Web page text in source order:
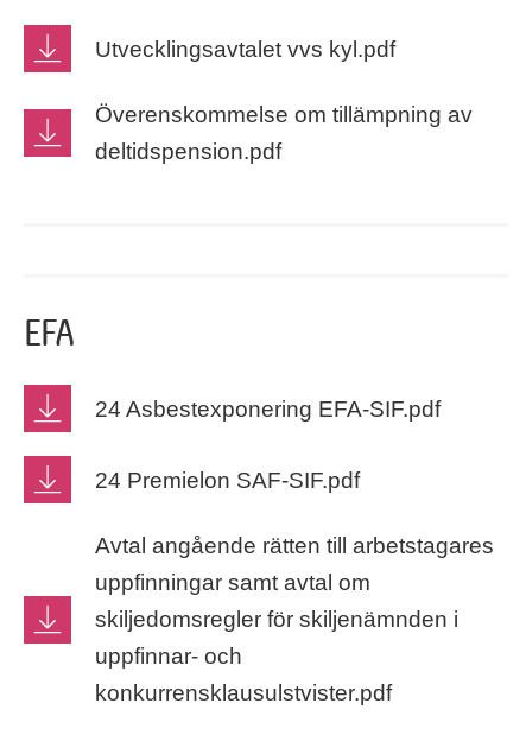
Utvecklingsavtalet vvs kyl.pdf
Överenskommelse om tillämpning av
deltidspension.pdf
EFA
24 Asbestexponering EFA-SIF.pdf
24 Premielon SAF-SIF.pdf
Avtal angående rätten till arbetstagares
uppfinningar samt avtal om
skiljedomsregler för skiljenämnden i
uppfinnar- och
konkurrensklausulstvister.pdf